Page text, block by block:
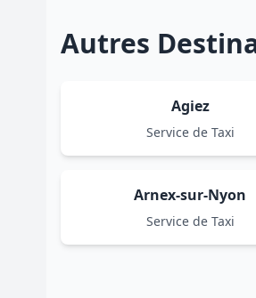
Autres
Agiez
Service de Taxi
Arnex-sur-Nyon
Service de Taxi